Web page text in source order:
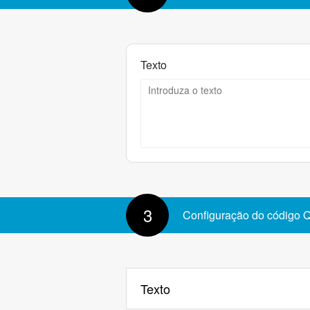
Texto
3 Configuração do código
Texto